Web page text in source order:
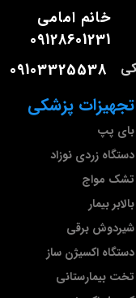
تجهیزات پزشکی
بای پپ
زردی نوزاد
تشک مواج
بیمار
شیردوش برقی
دستگاه اکسیژن ساز
تخت بیمارستانی
خانم امامی
09128601231
09103325538